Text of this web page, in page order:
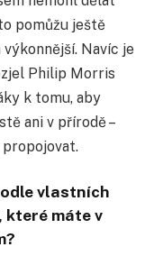
pomůžu ještě
Navíc je
Philip Morris
k tomu, aby
ani v přírodě –
propojovat.
vlastních
které máte v